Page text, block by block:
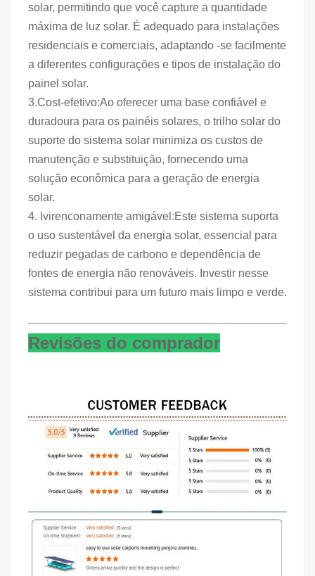
solar, permitindo que você capture a quantidade
máxima de luz solar. É adequado para instalações
residenciais e comerciais, adaptando -se facilmente
a diferentes configurações e tipos de instalação do
painel solar.
3.Cost-efetivo:Ao oferecer uma base confiável e
duradoura para os painéis solares, o trilho solar do
suporte do sistema solar minimiza os custos de
manutenção e substituição, fornecendo uma
solução econômica para a geração de energia
solar.
4. Ivirenconamente amigável:Este sistema suporta
o uso sustentável da energia solar, essencial para
reduzir pegadas de carbono e dependência de
fontes de energia não renováveis. Investir nesse
sistema contribui para um futuro mais limpo e verde.
Revisões do comprador